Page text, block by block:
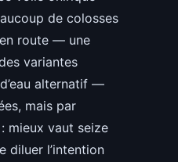
de colosses
route — une
variantes
alternatif —
mais par
mieux vaut seize
diluer l’intention